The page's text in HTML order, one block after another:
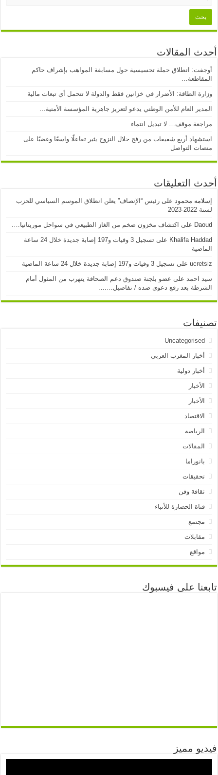
أحدث المقالات
أوجفت: انطلاق حملة تحسيسية حول مسابقة المواهب بإشراف حاكم
المقاطعة…
وزارة الطاقة: الأضرار في خزانين فقط والدولة لا تتحمل أي تبعات مالية
المدير العام للأمن الوطني يدعو لتعزيز جاهزية المؤسسة الأمنية…
مراجعة موقف… لا تبديل انتماء
استشهاد أربع شقيقات من رفح خلال النزوح يثير تفاعلًا واسعًا وغضبًا على
منصات التواصل
أحدث التعليقات
إسلامه محمود علىرئيس “الإنصاف” يعلن انطلاق الموسم السياسي للحزب
لسنة 2022-2023
Daoud على اكتشاف مخزون ضخم من الغاز الطبيعي في سواحل موريتانيا….
Khalifa Haddad على
تسجيل 3 وفيات و197 إصابة جديدة خلال 24 ساعة
الماضية
ucretsiz علىتسجيل 3 وفيات و197 إصابة جديدة خلال 24 ساعة الماضية
سيد احمد على عضو بلجنة صندوق دعم الصحافة يتهرب من المثول أمام
الشرطة بعد رفع دعوى ضده / تفاصيل…….
تصنيفات
Uncategorised
أخبار المغرب العربي
أخبار دولية
الأخبار
الأخبار
الاقتصاد
الرياضة
المقالات
بانوراما
تحقيقات
ثقافة وفن
قناة الحضارة للأنباء
مجتمع
مقابلات
مواقع
تابعنا على فيسبوك
فيديو مميز